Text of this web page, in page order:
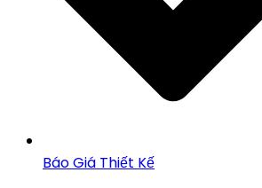
Báo Giá Thiết Kế